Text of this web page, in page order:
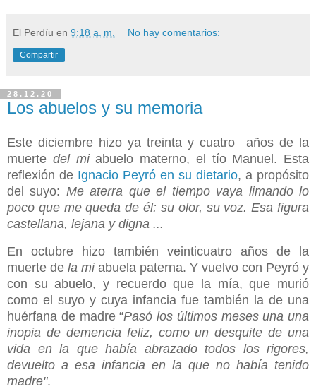
El Perdíu en 9:18 a. m. No hay comentarios:
Compartir
28.12.20
Los abuelos y su memoria
Este diciembre hizo ya treinta y cuatro años de la
muerte del miabuelo materno, el tío Manuel. Esta
reflexión de Ignacio Peyró en su dietario, a propósito
del suyo: Me aterra que el tiempo vaya limando lo
poco que me queda de él: su olor, su voz. Esa figura
castellana, lejana y digna ...
En octubre hizo también veinticuatro años de la
muerte de la mi abuela paterna. Y vuelvo con Peyró y
con su abuelo, y recuerdo que la mía, que murió
como el suyo y cuya infancia fue también la de una
huérfana de madre “Pasó los últimos meses una una
inopia de demencia feliz, como un desquite de una
vida en la que había abrazado todos los rigores,
devuelto a esa infancia en la que no había tenido
madre".